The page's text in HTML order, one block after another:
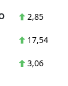
2,85
17,54
3,06